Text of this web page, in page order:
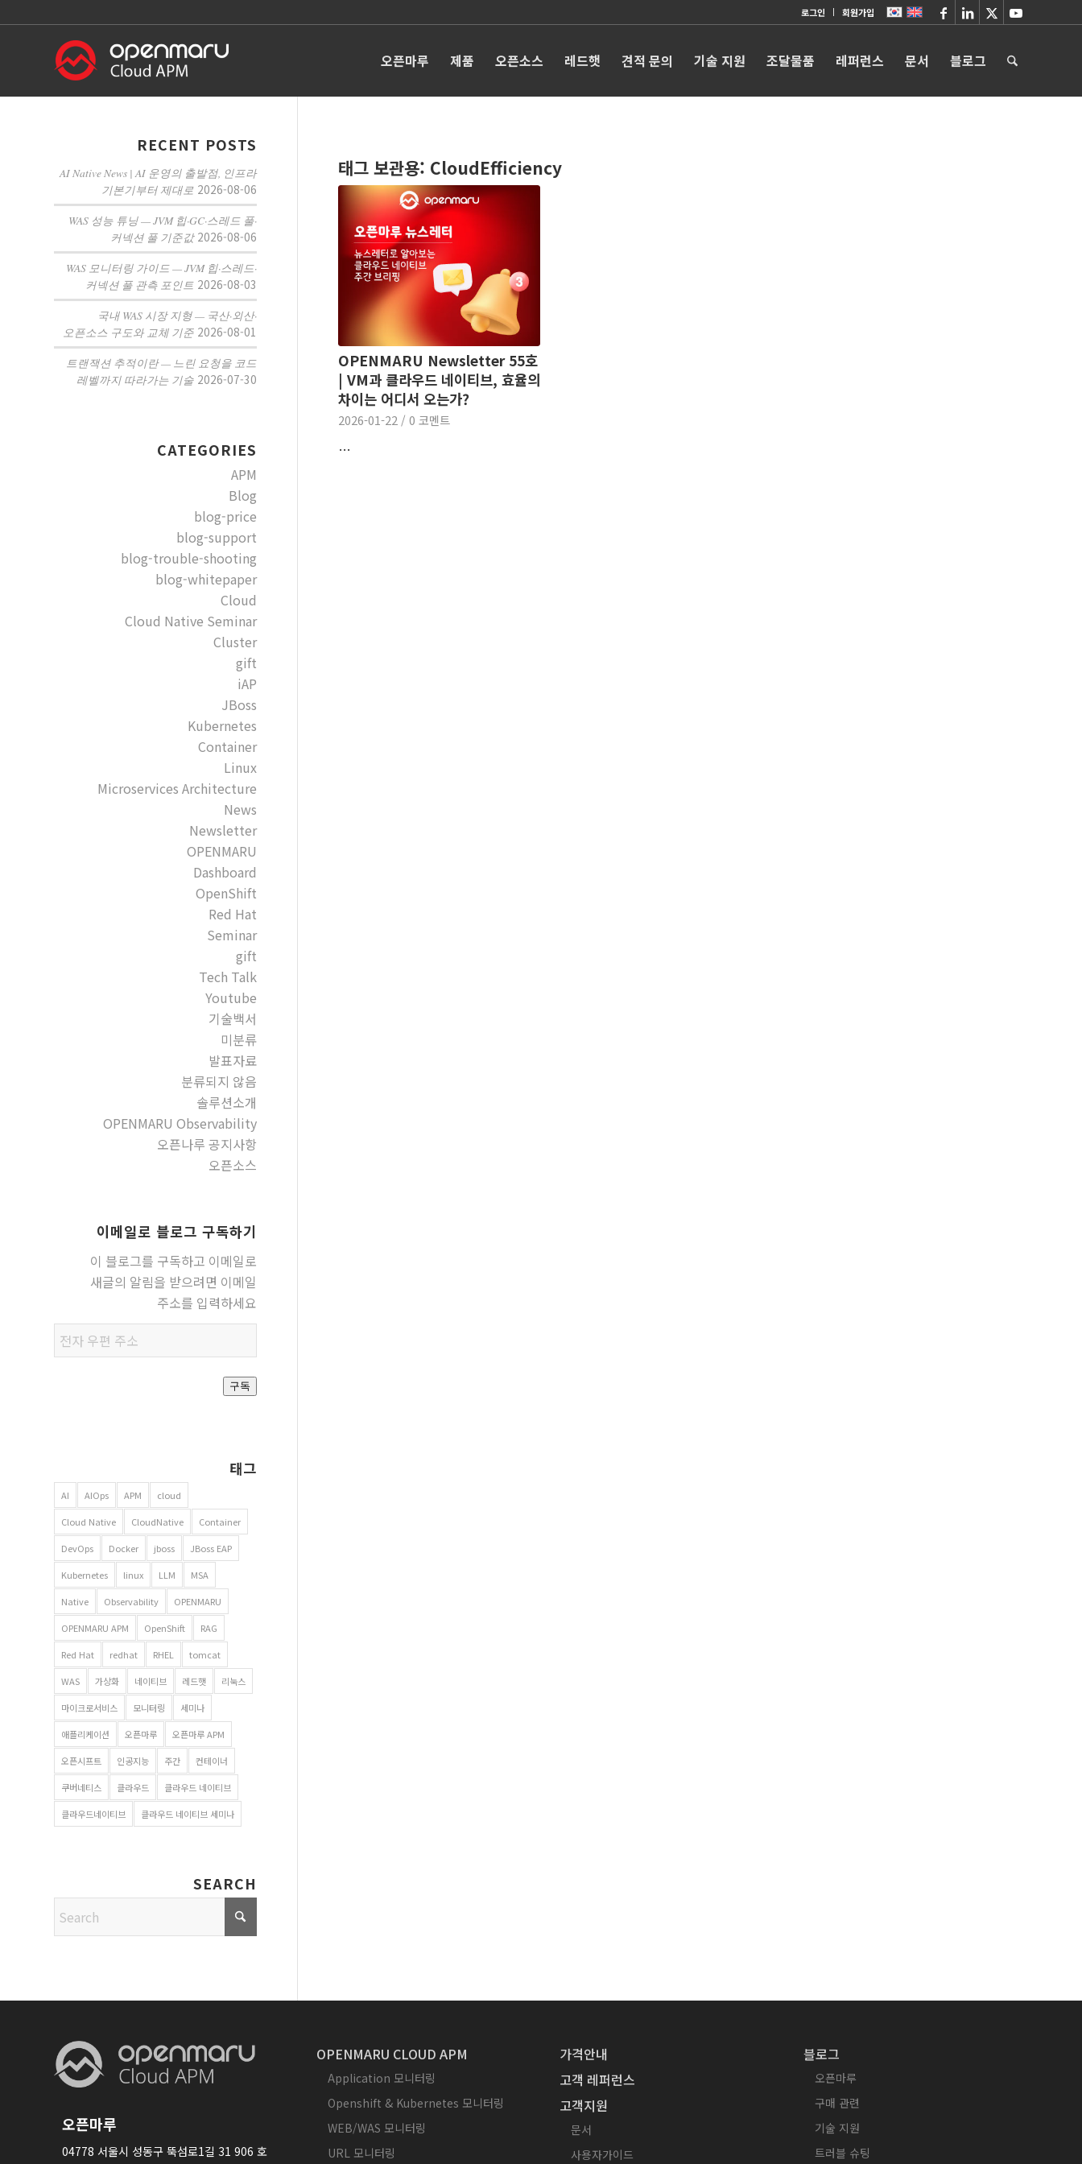
로그인 회원가입
오픈마루 제품 오픈소스 레드햇 견적 문의 기술 지원 조달물품 레퍼런스 문서 블로그
태그 보관용: CloudEfficiency
OPENMARU Newsletter 55호
| VM과 클라우드 네이티브, 효율의
차이는 어디서 오는가?
2026-01-22 / 0 코멘트
…
RECENT POSTS
AI Native News | AI 운영의 출발점, 인프라
기본기부터 제대로 2026-08-06
WAS 성능 튜닝 — JVM 힙·GC·스레드 풀·
커넥션 풀 기준값 2026-08-06
WAS 모니터링 가이드 — JVM 힙·스레드·
커넥션 풀 관측 포인트 2026-08-03
국내 WAS 시장 지형 — 국산·외산·
오픈소스 구도와 교체 기준 2026-08-01
트랜잭션 추적이란 — 느린 요청을 코드
레벨까지 따라가는 기술 2026-07-30
CATEGORIES
APM
Blog
blog-price
blog-support
blog-trouble-shooting
blog-whitepaper
Cloud
Cloud Native Seminar
Cluster
gift
iAP
JBoss
Kubernetes
Container
Linux
Microservices Architecture
News
Newsletter
OPENMARU
Dashboard
OpenShift
Red Hat
Seminar
gift
Tech Talk
Youtube
기술백서
미분류
발표자료
분류되지 않음
솔루션소개
OPENMARU Observability
오픈나루 공지사항
오픈소스
이메일로 블로그 구독하기
이 블로그를 구독하고 이메일로
새글의 알림을 받으려면 이메일
주소를 입력하세요
우편
주소
구독
태그
AI AIOps APM cloud
Cloud Native CloudNative Container
DevOps Docker jboss JBoss EAP
Kubernetes linux LLM MSA
Native Observability OPENMARU
OPENMARU APM OpenShift RAG
Red Hat redhat RHEL tomcat
WAS 가상화 네이티브 레드햇 리눅스
마이크로서비스 모니터링 세미나
애플리케이션 오픈마루 오픈마루 APM
오픈시프트 인공지능 주간 컨테이너
쿠버네티스 클라우드 클라우드 네이티브
클라우드네이티브 클라우드 네이티브 세미나
SEARCH
오픈마루
04778 서울시 성동구 뚝섬로1길 31 906 호
OPENMARU CLOUD APM
Application 모니터링
Openshift & Kubernetes 모니터링
WEB/WAS 모니터링
URL 모니터링
가격안내
고객 레퍼런스
고객지원
문서
사용자가이드
블로그
오픈마루
구매 관련
기술 지원
트러블 슈팅